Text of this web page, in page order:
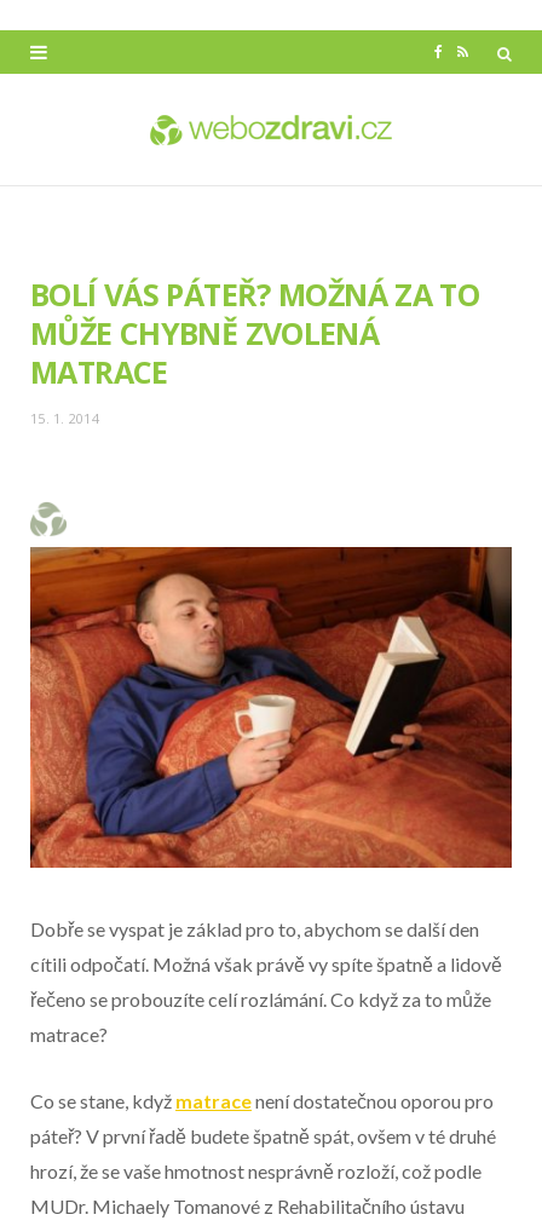
R
BOLÍ VÁS PÁTEŘ? MOŽNÁ ZA TO
MŮŽE CHYBNĚ ZVOLENÁ
MATRACE
15. 1. 2014
Dobře se vyspat je základ pro to, abychom se další den
cítili odpočatí. Možná však právě vy spíte špatně a lidově
řečeno se probouzíte celí rozlámání. Co když za to může
matrace?
Začátek reklamy
Konec reklamy
Co se stane, když matracenení dostatečnou oporou pro
páteř? V první řadě budete špatně spát, ovšem v té druhé
hrozí, že se vaše hmotnost nesprávně rozloží, což podle
MUDr. Michaely Tomanové z Rehabilitačního ústavu